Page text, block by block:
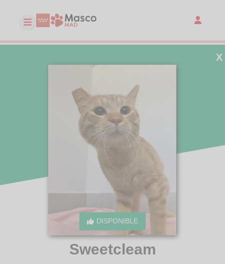
DISPONIBLE
X
Sweetcleam